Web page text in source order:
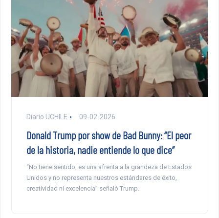
Diario UCHILE 09-02-2026
Donald Trump por show de Bad Bunny: “El peor
de la historia, nadie entiende lo que dice”
“No tiene sentido, es una afrenta a la grandeza de Estados
Unidos y no representa nuestros estándares de éxito,
creatividad ni excelencia” señaló Trump.